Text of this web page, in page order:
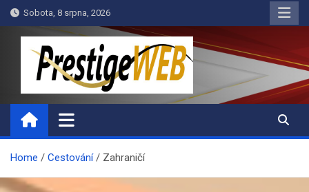
Skip
to
Sobota, 8 srpna, 2026
PrestigeWEB
Home Cestování Zahraničí